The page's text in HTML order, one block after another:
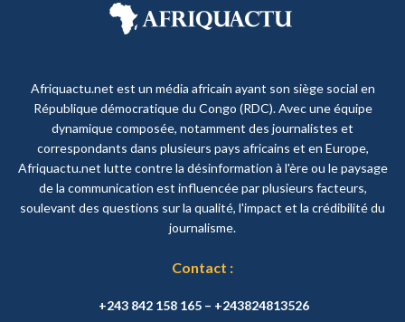
Afriquactu.net est un média africain ayant son siège social en
République démocratique du Congo (RDC). Avec une équipe
dynamique composée, notamment des journalistes et
correspondants dans plusieurs pays africains et en Europe,
Afriquactu.net lutte contre la désinformation à l'ère ou le paysage
de la communication est influencée par plusieurs facteurs,
soulevant des questions sur la qualité, l'impact et la crédibilité du
journalisme.
Contact :
+243 842 158 165 – +243824813526